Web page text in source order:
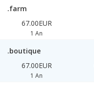
.farm
67.00EUR
1 An
.boutique
67.00EUR
1 An